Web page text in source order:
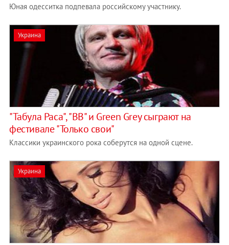
Юная одесситка подпевала российскому участнику.
Украина
"Табула Раса", "ВВ" и Green Grey сыграют на
фестивале "Только свои"
Классики украинского рока соберутся на одной сцене.
Украина